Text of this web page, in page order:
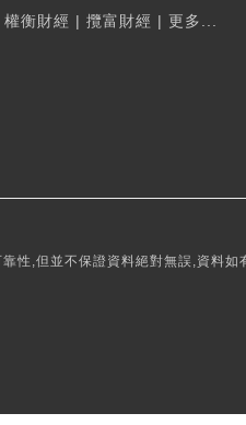
權衡財經 | 攬富財經 | 更多...
性,但並不保證資料絕對無誤,資料如